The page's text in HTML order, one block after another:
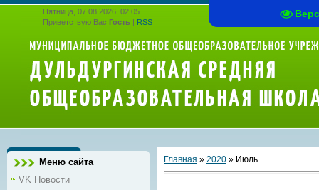
Пятница, 07.08.2026, 02:05
Приветствую Вас Гость | RSS
Меню сайта
VK Новости
Главная » 2020 » Июль